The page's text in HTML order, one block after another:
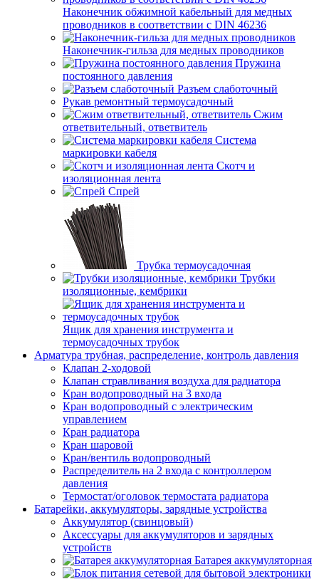
Наконечник обжимной кабельный для медных
проводников в соответствии с DIN 46236
Наконечник-гильза для медных проводников
Пружина
постоянного давления
Разъем слаботочный
Рукав ремонтный термоусадочный
Сжим
ответвительный, ответвитель
Система
маркировки кабеля
Скотч и
изоляционная лента
Спрей
Трубка термоусадочная
Трубки
изоляционные, кембрики
Ящик для хранения инструмента и
термоусадочных трубок
Арматура трубная, распределение, контроль давления
Клапан 2-ходовой
Клапан стравливания воздуха для радиатора
Кран водопроводный на 3 входа
Кран водопроводный с электрическим
управлением
Кран радиатора
Кран шаровой
Кран/вентиль водопроводный
Распределитель на 2 входа с контроллером
давления
Термостат/оголовок термостата радиатора
Батарейки, аккумуляторы, зарядные устройства
Аккумулятор (свинцовый)
Аксессуары для аккумуляторов и зарядных
устройств
Батарея аккумуляторная